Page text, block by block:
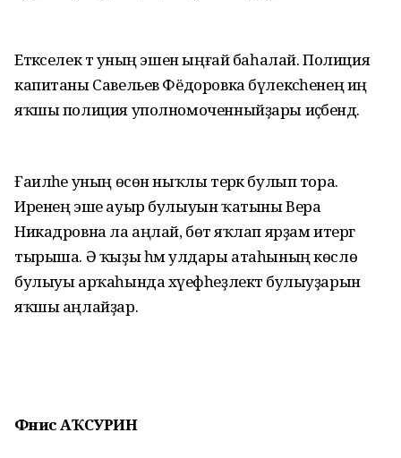
Етәкселек тә уның эшен ыңғай баһалай. Полиция
капитаны Савельев Фёдоровка бүлексәһенең иң
яҡшы полиция уполномоченныйҙары иҫәбендә.
Ғаиләһе уның өсөн ныҡлы терәк булып тора.
Иренең эше ауыр булыуын ҡатыны Вера
Никадровна ла аңлай, бөтә яҡлап ярҙам итергә
тырыша. Ә ҡыҙы һәм улдары атаһының көслө
булыуы арҡаһында хәүефһеҙлектә булыуҙарын
яҡшы аңлайҙар.
Фәнис АҠСУРИН